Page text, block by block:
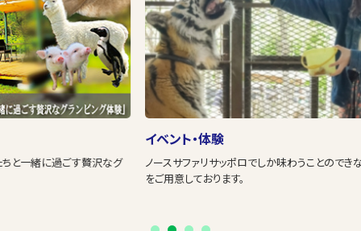
ノースサファリサッポロでしか味わうことのできないプレミアムな体験
さ